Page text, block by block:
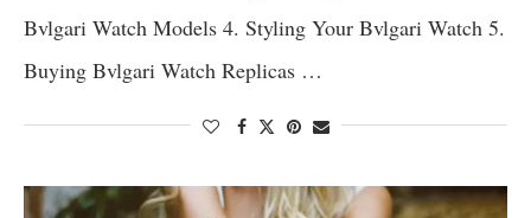
Bvlgari Watch Models 4. Styling Your Bvlgari Watch 5.
Buying Bvlgari Watch Replicas …